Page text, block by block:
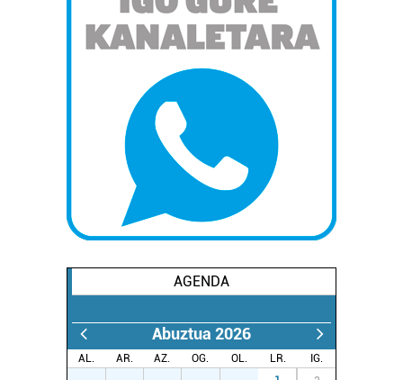
AGENDA
Abuztua 2026
AL. AR. AZ. OG. OL. LR.
IG.